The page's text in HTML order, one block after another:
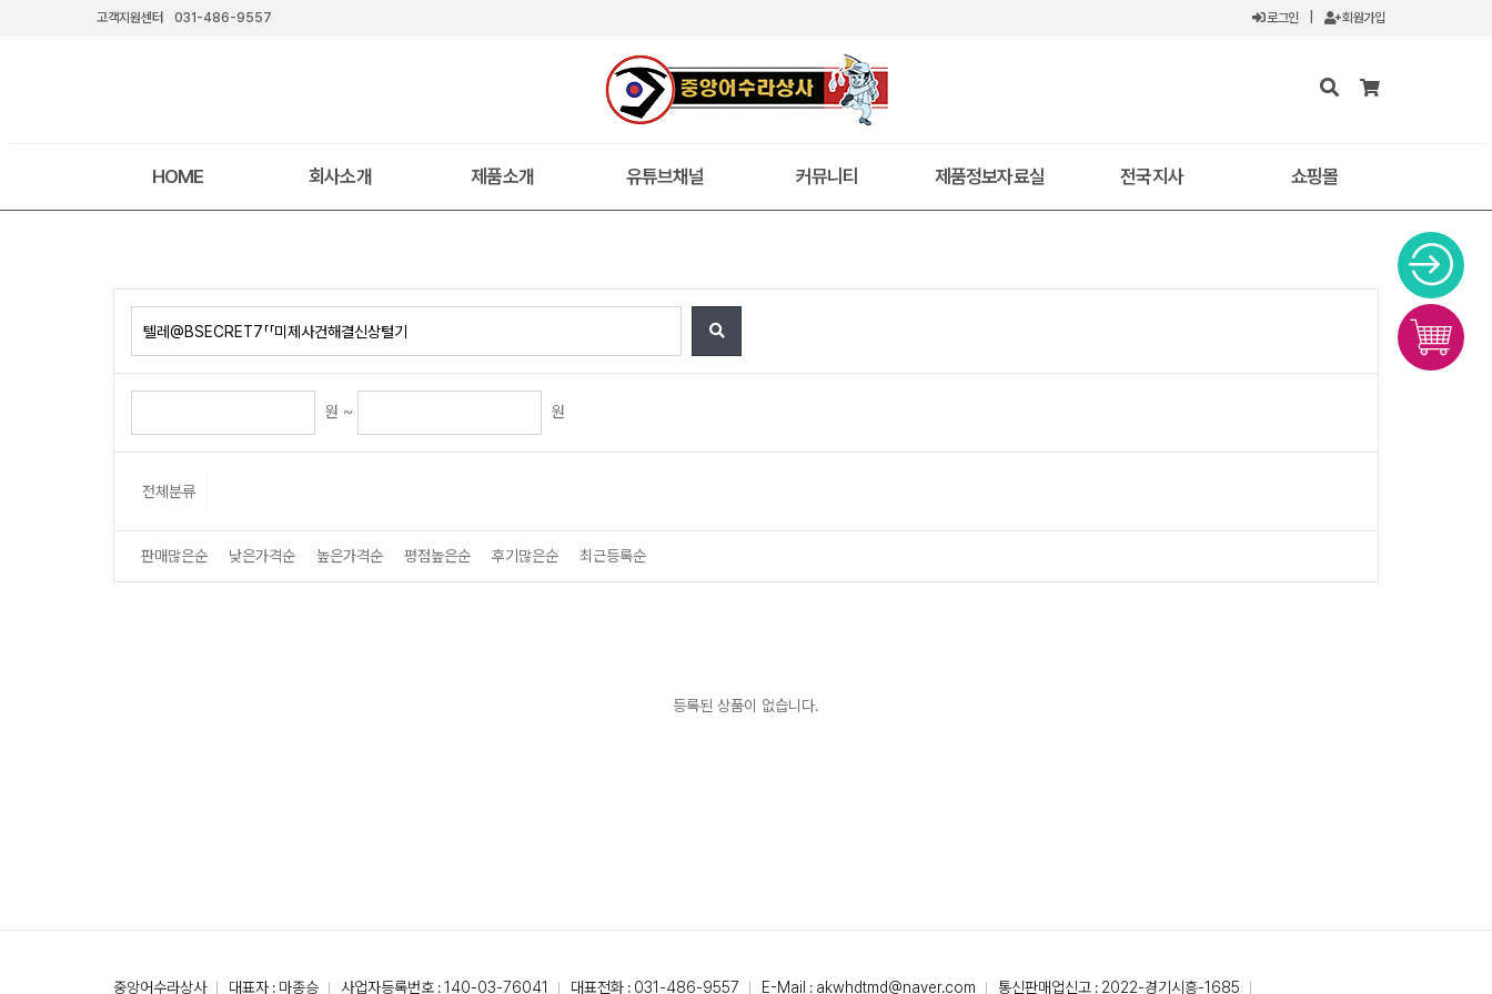
고객지원센터 031-486-9557 로그인 회원가입
HOME 회사소개 제품소개 유튜브채널 커뮤니티 제품정보자료실 전국지사 쇼핑몰
원 ~ 원
전체분류
판매많은순 낮은가격순 높은가격순 평점높은순 후기많은순 최근등록순
등록된 상품이 없습니다.
중앙어수라상사 대표자 : 마종승 사업자등록번호 : 140-03-76041 대표전화 : 031-486-9557 E-Mail : akwhdtmd@naver.com 통신판매업신고 : 2022-경기시흥-1685